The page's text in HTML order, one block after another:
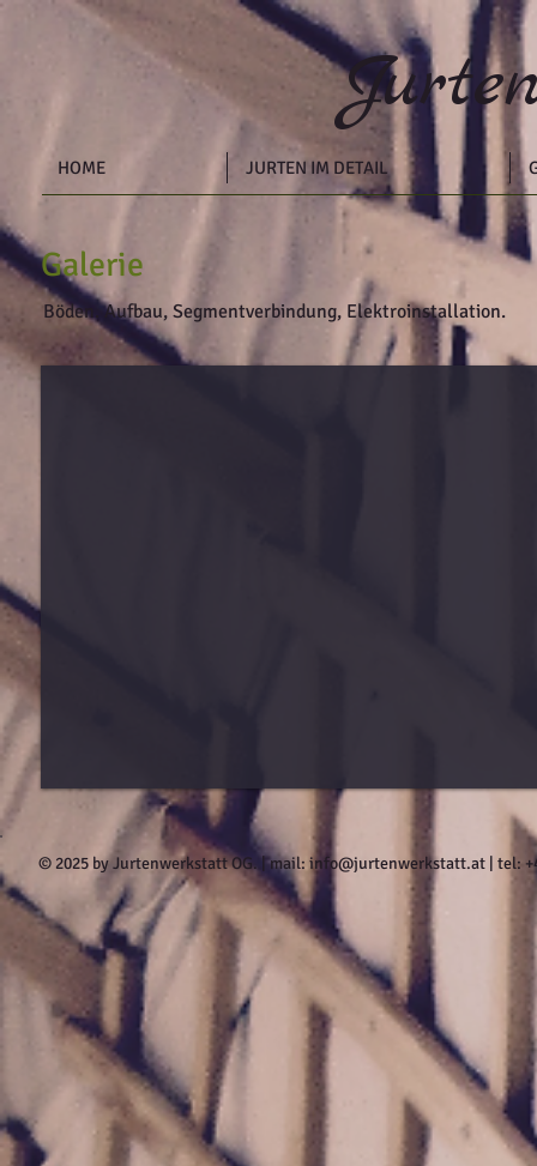
J
HOME JURTEN IM DETAIL
Galerie
Böden. Aufbau, Segmentverbindung, Elektroinstallation.
© 2025 by Jurtenwerkstatt OG. | mail: info@jurtenwerkstatt.at | tel: